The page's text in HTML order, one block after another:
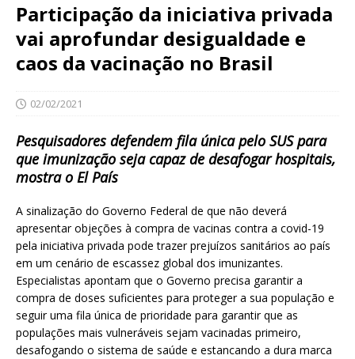
Participação da iniciativa privada
vai aprofundar desigualdade e
caos da vacinação no Brasil
02/02/2021
Pesquisadores defendem fila única pelo SUS para
que imunização seja capaz de desafogar hospitais,
mostra o El País
A sinalização do Governo Federal de que não deverá
apresentar objeções à compra de vacinas contra a covid-19
pela iniciativa privada pode trazer prejuízos sanitários ao país
em um cenário de escassez global dos imunizantes.
Especialistas apontam que o Governo precisa garantir a
compra de doses suficientes para proteger a sua população e
seguir uma fila única de prioridade para garantir que as
populações mais vulneráveis sejam vacinadas primeiro,
desafogando o sistema de saúde e estancando a dura marca